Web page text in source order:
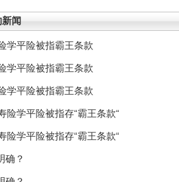
新闻
学平险被指霸王条款
学平险被指霸王条款
学平险被指霸王条款
险学平险被指存“霸王条款“
险学平险被指存“霸王条款“
确？